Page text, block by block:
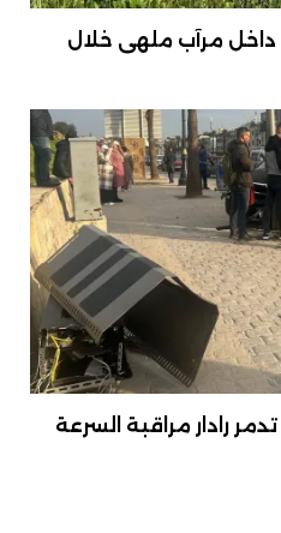
داخل مرآب ملهى خلال
رادار مراقبة السرعة